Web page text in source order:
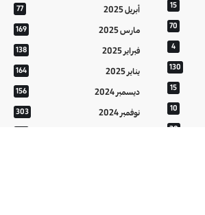
15
70
4
130
15
10
20
أبريل 2025 77
مارس 2025 169
فبراير 2025 138
يناير 2025 164
ديسمبر 2024 156
نوفمبر 2024 303